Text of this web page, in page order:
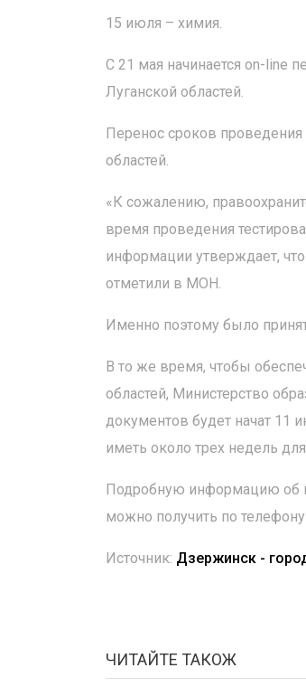
15 июля – химия.
С 21 мая начинается on-line
Луганской областей.
Перенос сроков
областей.
«К сожалению,
время проведения
информации утверждает,
отметили в МОН.
Именно поэтому было
В то же время, чтобы
областей, Министерство
документов будет начат 11
иметь около трех недель
Подробную информацию об
можно получить по
Источник: Дзержинск -
ЧИТАЙТЕ ТАКОЖ